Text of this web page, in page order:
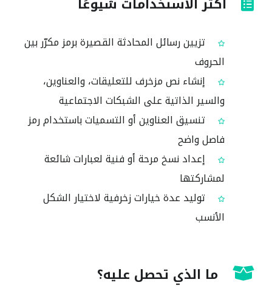
تزيين رسائل المحادثة القصيرة برمز مكرّر بين
الحروف
إنشاء نص مزخرف للتعليقات، والعناوين،
والسير الذاتية على الشبكات الاجتماعية
تنسيق العناوين أو التسميات باستخدام رمز
فاصل واضح
إعداد نسخ مرحة أو فنية لعبارات شائعة
لمشاركتها
توليد عدة خيارات زخرفية لاختيار الشكل
الأنسب
ما الذي تحصل عليه؟